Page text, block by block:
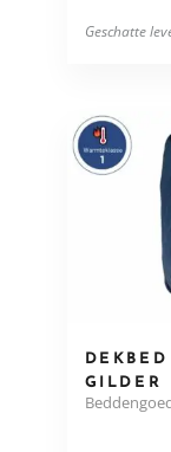
Geschatte
GILDER